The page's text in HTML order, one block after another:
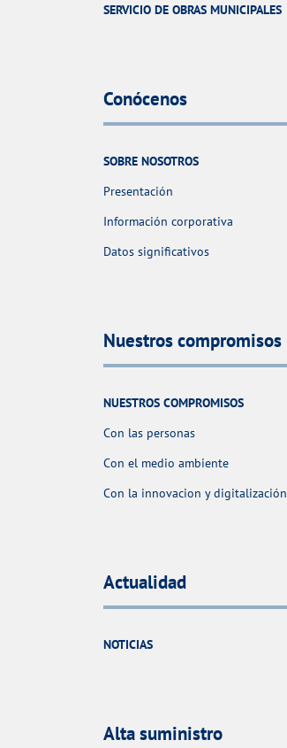
SERVICIO DE OBRAS MUNICIPALES
Conócenos
SOBRE NOSOTROS
Presentación
Información corporativa
Datos significativos
Nuestros compromisos
NUESTROS COMPROMISOS
Con las personas
Con el medio ambiente
Con la innovacion y digitalización
Actualidad
NOTICIAS
Alta suministro